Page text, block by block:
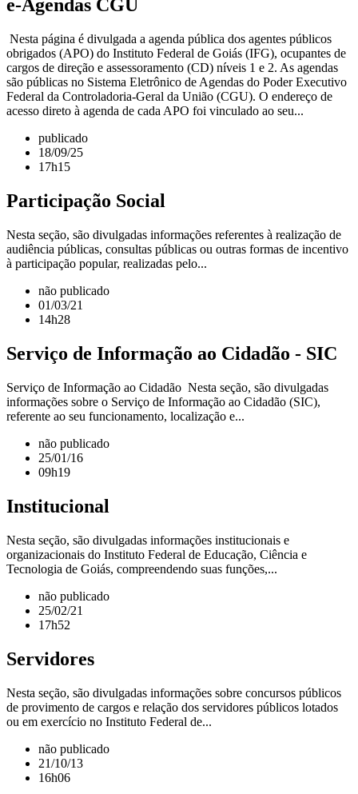
e-Agendas CGU
Nesta página é divulgada a agenda pública dos agentes públicos
obrigados (APO) do Instituto Federal de Goiás (IFG), ocupantes de
cargos de direção e assessoramento (CD) níveis 1 e 2. As agendas
são públicas no Sistema Eletrônico de Agendas do Poder Executivo
Federal da Controladoria-Geral da União (CGU). O endereço de
acesso direto à agenda de cada APO foi vinculado ao seu...
publicado
18/09/25
17h15
Participação Social
Nesta seção, são divulgadas informações referentes à realização de
audiência públicas, consultas públicas ou outras formas de incentivo
à participação popular, realizadas pelo...
não publicado
01/03/21
14h28
Serviço de Informação ao Cidadão - SIC
Serviço de Informação ao Cidadão Nesta seção, são divulgadas
informações sobre o Serviço de Informação ao Cidadão (SIC),
referente ao seu funcionamento, localização e...
não publicado
25/01/16
09h19
Institucional
Nesta seção, são divulgadas informações institucionais e
organizacionais do Instituto Federal de Educação, Ciência e
Tecnologia de Goiás, compreendendo suas funções,...
não publicado
25/02/21
17h52
Servidores
Nesta seção, são divulgadas informações sobre concursos públicos
de provimento de cargos e relação dos servidores públicos lotados
ou em exercício no Instituto Federal de...
não publicado
21/10/13
16h06